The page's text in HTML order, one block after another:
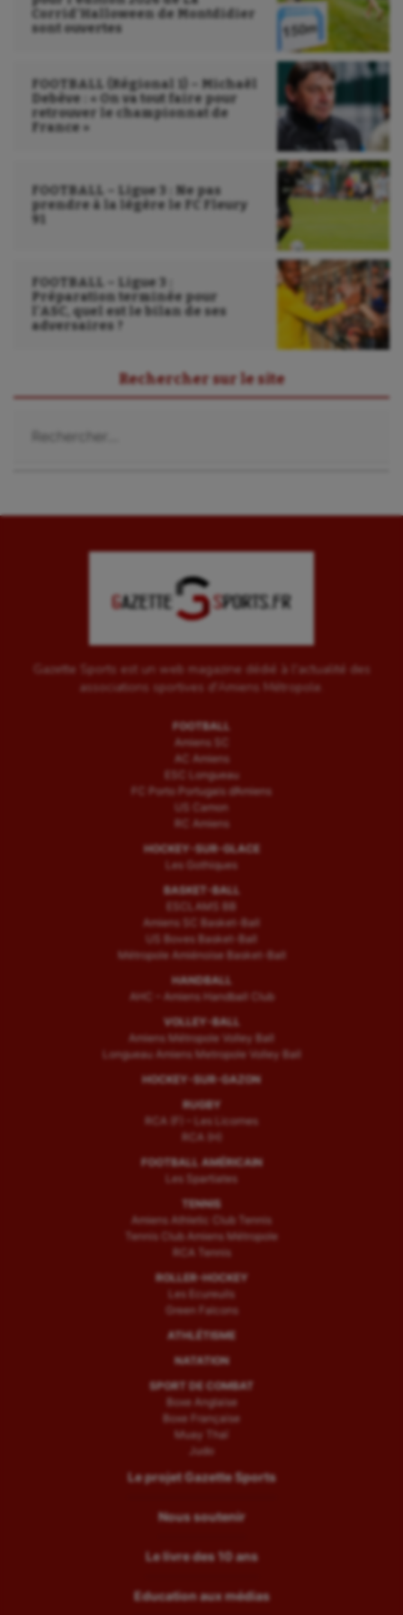
Corrid’Halloween de Montdidier
sont ouvertes
FOOTBALL (Régional 1) – Michaël
Debève : « On va tout faire pour
retrouver le championnat de
France »
FOOTBALL – Ligue 3 : Ne pas
prendre à la légère le FC Fleury
91
FOOTBALL – Ligue 3 :
Préparation terminée pour
l’ASC, quel est le bilan de ses
adversaires ?
Rechercher sur le site
Gazette Sports est un web magazine dédié à l'actualité des
associations sportives d'Amiens Métropole.
FOOTBALL
Amiens SC
AC Amiens
ESC Longueau
FC Porto Portugais d’Amiens
US Camon
RC Amiens
HOCKEY-SUR-GLACE
Les Gothiques
BASKET-BALL
ESCLAMS BB
Amiens SC Basket-Ball
US Boves Basket-Ball
Métropole Amiénoise Basket-Ball
HANDBALL
AHC – Amiens Handball Club
VOLLEY-BALL
Amiens Métropole Volley Ball
Longueau Amiens Metropole Volley Ball
HOCKEY-SUR-GAZON
RUGBY
RCA (F) – Les Licornes
RCA (H)
FOOTBALL AMÉRICAIN
Les Spartiates
TENNIS
Amiens Athletic Club Tennis
Tennis Club Amiens Métropole
RCA Tennis
ROLLER-HOCKEY
Les Ecureuils
Green Falcons
ATHLÉTISME
NATATION
SPORT DE COMBAT
Boxe Anglaise
Boxe Française
Muay Thaï
Judo
Le projet Gazette Sports
Nous soutenir
Le livre des 10 ans
Education aux médias